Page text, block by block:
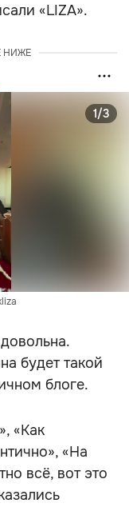
«LIZA».
НИЖЕ
1/3
будет такой
блоге.
«Как
«На
всё, вот это